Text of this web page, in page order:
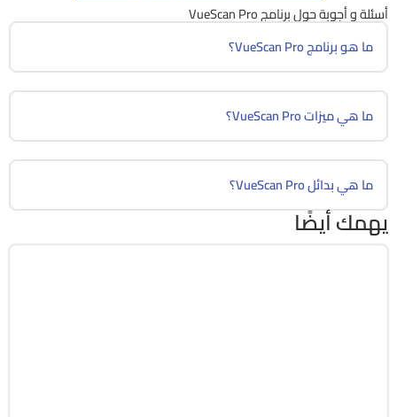
أسئلة و أجوبة حول برنامج VueScan Pro
ما هو برنامج VueScan Pro؟
ما هي ميزات VueScan Pro؟
ما هي بدائل VueScan Pro؟
يهمك أيضًا